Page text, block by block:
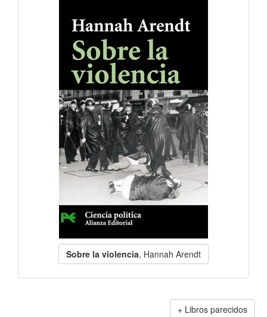
Sobre la violencia, Hannah Arendt
Libros parecidos